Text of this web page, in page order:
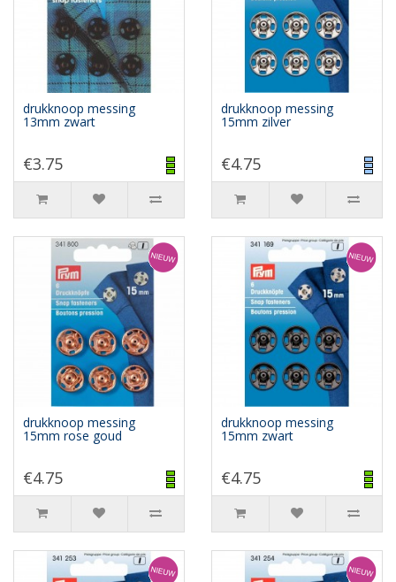
drukknoop messing
13mm zwart
€3.75
drukknoop messing
15mm zilver
€4.75
drukknoop messing
15mm rose goud
€4.75
drukknoop messing
15mm zwart
€4.75